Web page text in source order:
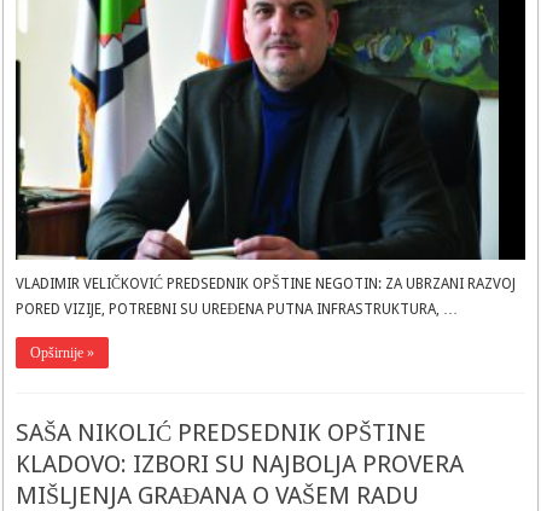
UBRZANI
RAZVOJ
PORED
VIZIJE,
POTREBNI
UREĐENA
INFRASTRUKTURA,
DRŽAVE
VLADIMIR VELIČKOVIĆ PREDSEDNIK OPŠTINE NEGOTIN: ZA UBRZANI RAZVOJ
PORED VIZIJE, POTREBNI SU UREĐENA PUTNA INFRASTRUKTURA, …
Opširnije »
SAŠA NIKOLIĆ PREDSEDNIK OPŠTINE
KLADOVO: IZBORI SU NAJBOLJA PROVERA
MIŠLJENJA GRAĐANA O VAŠEM RADU